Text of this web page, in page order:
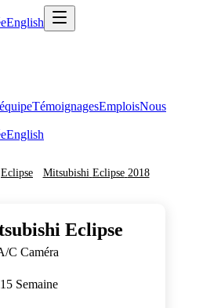
English
TémoignagesEmploisNous
English
Eclipse Mitsubishi Eclipse 2018
Eclipse
C Caméra
Semaine